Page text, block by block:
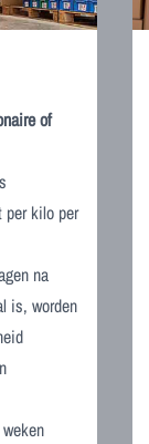
of
per kilo per
na
is, worden